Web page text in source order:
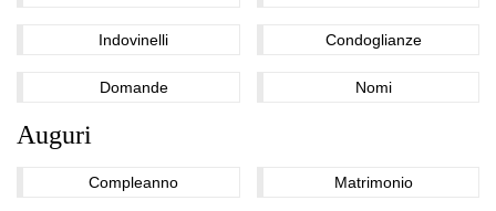
Indovinelli Condoglianze
Domande Nomi
Auguri
Compleanno Matrimonio